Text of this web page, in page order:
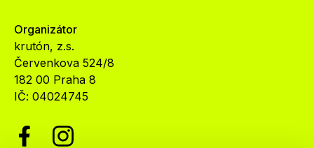
Organizátor
krutón, z.s.
Červenkova 524/8
182 00 Praha 8
IČ: 04024745